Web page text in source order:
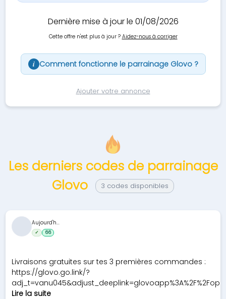
Dernière mise à jour le 01/08/2026
Cette offre n'est plus à jour ? Aidez-nous à corriger
i Comment fonctionne le parrainage Glovo ?
Ajouter votre annonce
Les derniers codes de parrainage
Glovo
3 codes disponibles
Livraisons gratuites sur tes 3 premières commandes :
https://glovo.go.link/?
Lire la suite
Aujourd'h...
✓ 66